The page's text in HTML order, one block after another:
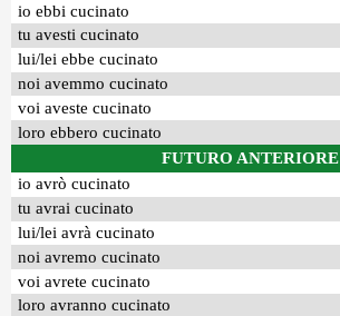
io ebbi cucinato
tu avesti cucinato
lui/lei ebbe cucinato
noi avemmo cucinato
voi aveste cucinato
loro ebbero cucinato
FUTURO ANTERIORE
io avrò cucinato
tu avrai cucinato
lui/lei avrà cucinato
noi avremo cucinato
voi avrete cucinato
loro avranno cucinato